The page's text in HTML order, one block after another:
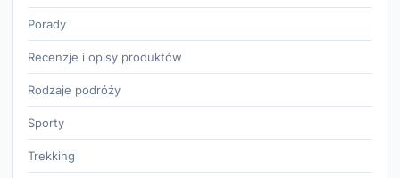
Porady
Recenzje i opisy produktów
Rodzaje podróży
Sporty
Trekking